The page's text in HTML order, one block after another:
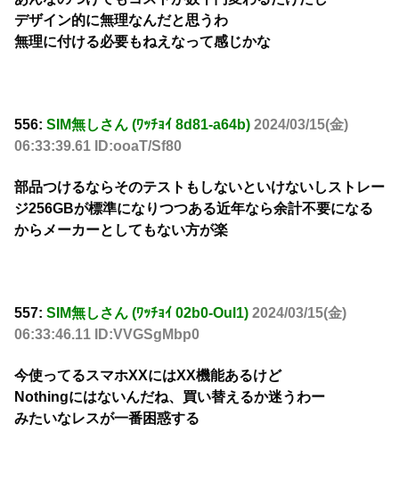
デザイン的に無理なんだと思うわ
無理に付ける必要もねえなって感じかな
556: SIM無しさん (ﾜｯﾁｮｲ 8d81-a64b) 2024/03/15(金)
06:33:39.61 ID:ooaT/Sf80
部品つけるならそのテストもしないといけないしストレー
ジ256GBが標準になりつつある近年なら余計不要になる
からメーカーとしてもない方が楽
557: SIM無しさん (ﾜｯﾁｮｲ 02b0-Oul1) 2024/03/15(金)
06:33:46.11 ID:VVGSgMbp0
今使ってるスマホXXにはXX機能あるけど
Nothingにはないんだね、買い替えるか迷うわー
みたいなレスが一番困惑する